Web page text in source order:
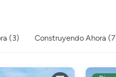
(3) Construyendo Ahora